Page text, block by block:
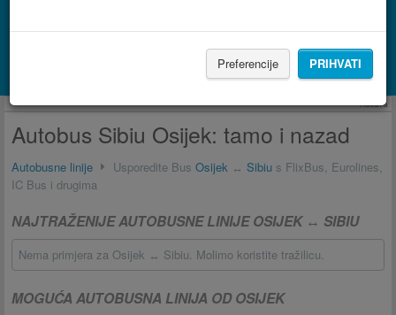
Preferencije PRIHVATI
Potraži smještaj s Booking.com
Reklama
Autobus Sibiu Osijek: tamo i nazad
Autobusne linije Usporedite Bus Osijek ↔ Sibiu s FlixBus, Eurolines,
IC Bus i drugima
NAJTRAŽENIJE AUTOBUSNE LINIJE OSIJEK ↔ SIBIU
Nema primjera za Osijek ↔ Sibiu. Molimo koristite tražilicu.
MOGUĆA AUTOBUSNA LINIJA OD OSIJEK